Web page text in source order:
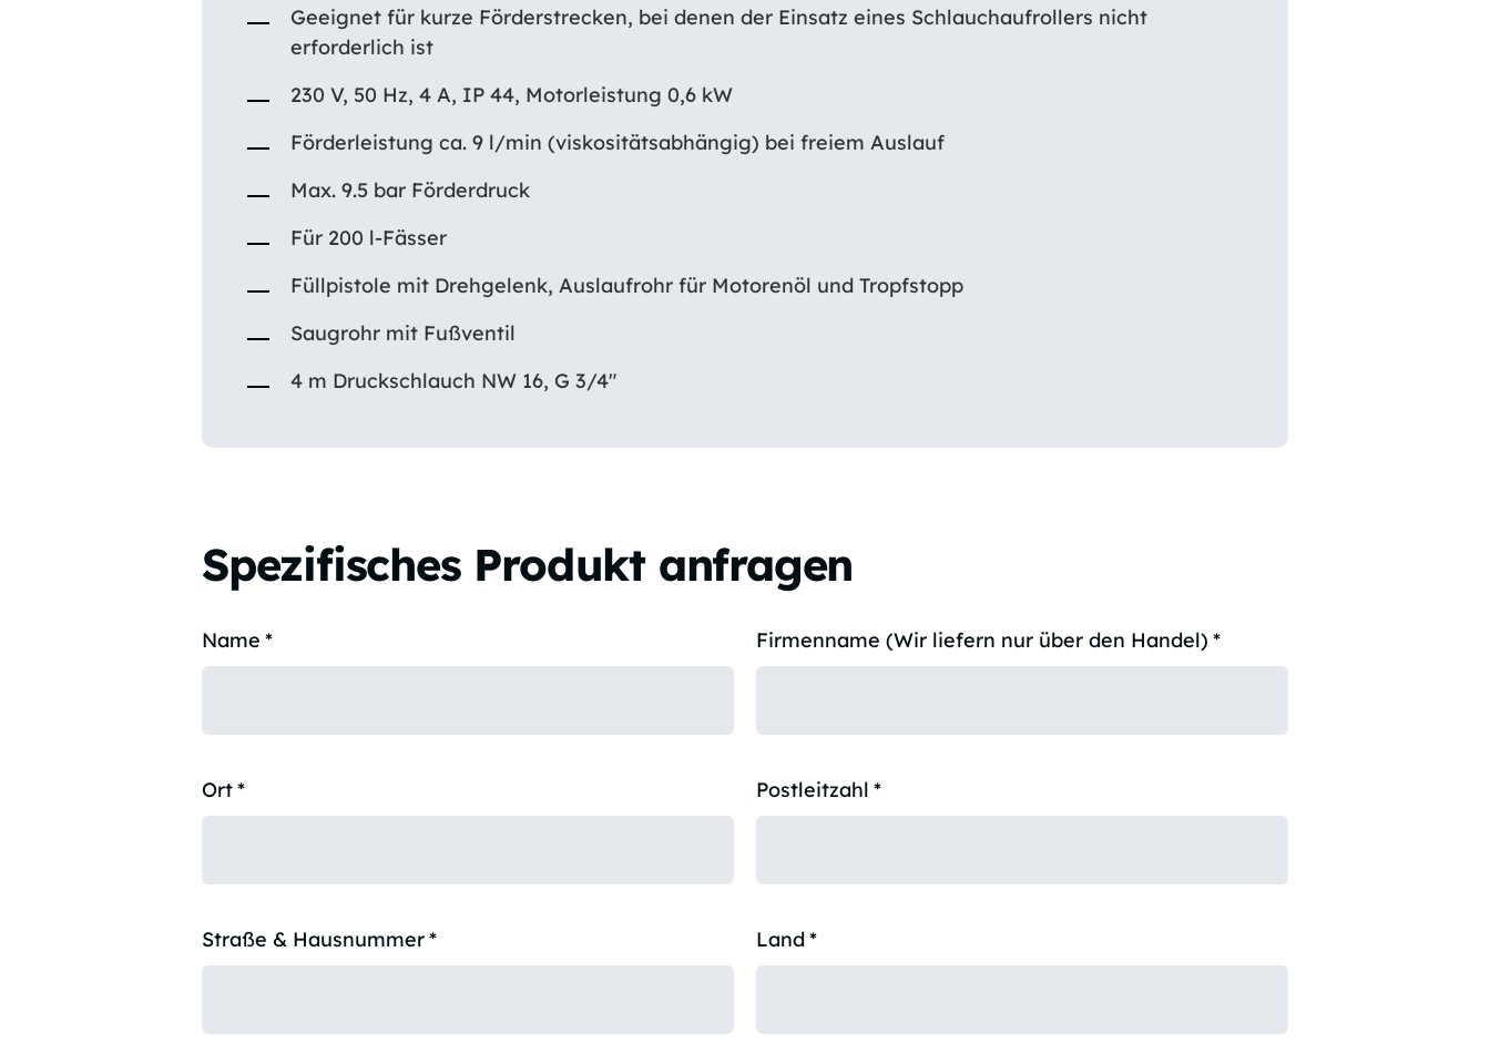
Geeignet für kurze Förderstrecken, bei denen der Einsatz eines Schlauchaufrollers nicht
erforderlich ist
230 V, 50 Hz, 4 A, IP 44, Motorleistung 0,6 kW
Förderleistung ca. 9 l/min (viskositätsabhängig) bei freiem Auslauf
Max. 9.5 bar Förderdruck
Für 200 l-Fässer
Füllpistole mit Drehgelenk, Auslaufrohr für Motorenöl und Tropfstopp
Saugrohr mit Fußventil
4 m Druckschlauch NW 16, G 3/4″
Spezifisches Produkt anfragen
Name * Firmenname (Wir liefern nur über den Handel) *
Ort* Postleitzahl *
Straße & Hausnummer* Land*